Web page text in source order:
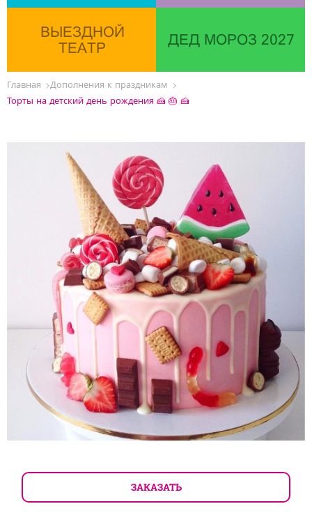
ВЫЕЗДНОЙ
ТЕАТР
ДЕД МОРОЗ 2027
Главная
Дополнения к праздникам
Торты на детский день рождения 🍰 🎂 🍰
ЗАКАЗАТЬ